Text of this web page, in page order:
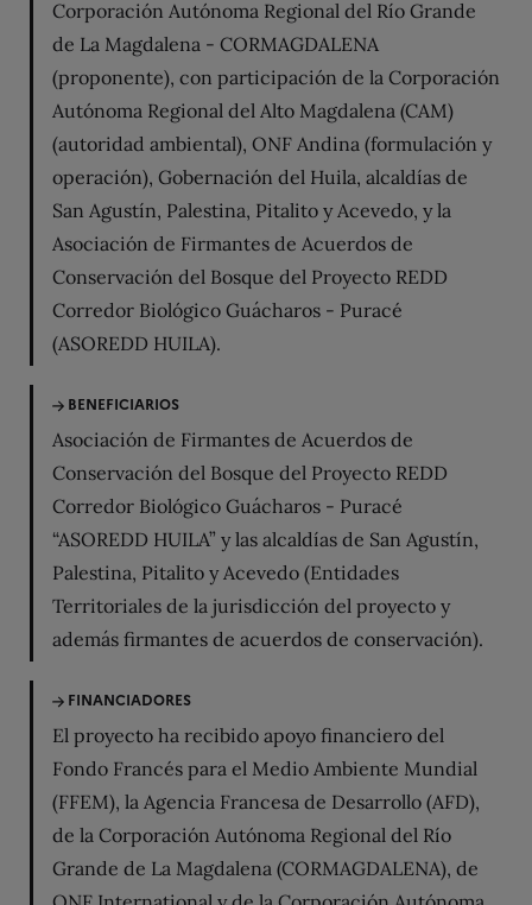
Corporación Autónoma Regional del Río Grande
de La Magdalena - CORMAGDALENA
(proponente), con participación de la Corporación
Autónoma Regional del Alto Magdalena (CAM)
(autoridad ambiental), ONF Andina (formulación y
operación), Gobernación del Huila, alcaldías de
San Agustín, Palestina, Pitalito y Acevedo, y la
Asociación de Firmantes de Acuerdos de
Conservación del Bosque del Proyecto REDD
Corredor Biológico Guácharos - Puracé
(ASOREDD HUILA).
BENEFICIARIOS
Asociación de Firmantes de Acuerdos de
Conservación del Bosque del Proyecto REDD
Corredor Biológico Guácharos - Puracé
“ASOREDD HUILA” y las alcaldías de San Agustín,
Palestina, Pitalito y Acevedo (Entidades
Territoriales de la jurisdicción del proyecto y
además firmantes de acuerdos de conservación).
FINANCIADORES
El proyecto ha recibido apoyo financiero del
Fondo Francés para el Medio Ambiente Mundial
(FFEM), la Agencia Francesa de Desarrollo (AFD),
de la Corporación Autónoma Regional del Río
Grande de La Magdalena (CORMAGDALENA), de